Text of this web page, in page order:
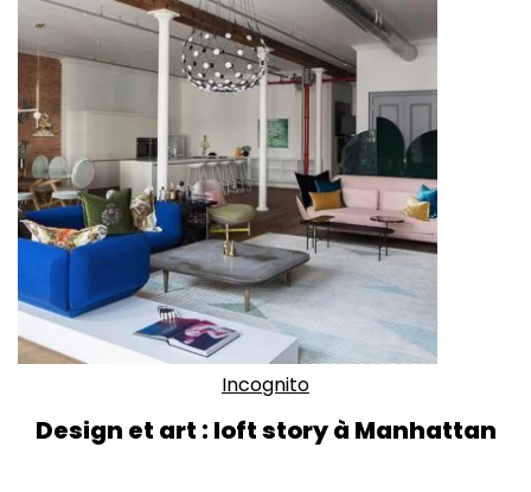
Incognito
Design et art : loft story à Manhattan